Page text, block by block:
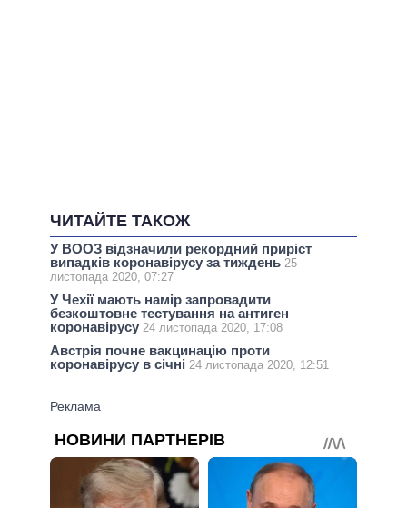
ЧИТАЙТЕ ТАКОЖ
У ВООЗ відзначили рекордний приріст
випадків коронавірусу за тиждень 25
листопада 2020, 07:27
У Чехії мають намір запровадити
безкоштовне тестування на антиген
коронавірусу 24 листопада 2020, 17:08
Австрія почне вакцинацію проти
коронавірусу в січні 24 листопада 2020, 12:51